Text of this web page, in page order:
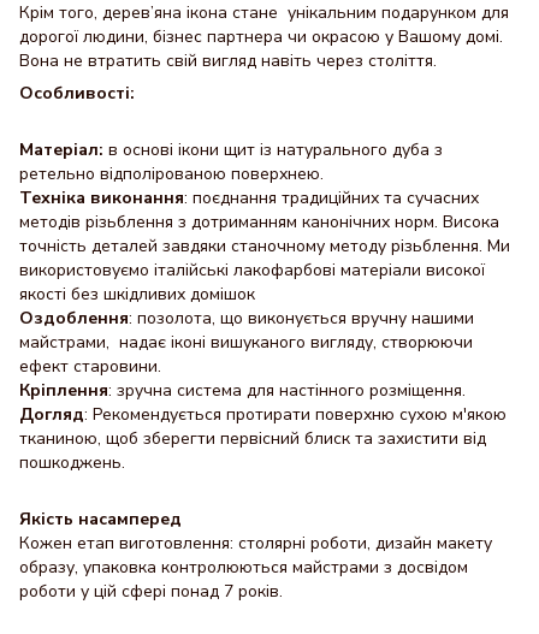
Крім того, дерев’яна ікона стане унікальним подарунком для
дорогої людини, бізнес партнера чи окрасою у Вашому домі.
Вона не втратить свій вигляд навіть через століття.
Особливості:
Матеріал: в основі ікони щит із натурального дуба з
ретельно відполірованою поверхнею.
Техніка виконання: поєднання традиційних та сучасних
методів різьблення з дотриманням канонічних норм. Висока
точність деталей завдяки станочному методу різьблення. Ми
використовуємо італійські лакофарбові матеріали високої
якості без шкідливих домішок
Оздоблення: позолота, що виконується вручну нашими
майстрами, надає іконі вишуканого вигляду, створюючи
ефект старовини.
Кріплення: зручна система для настінного розміщення.
Догляд: Рекомендується протирати поверхню сухою м'якою
тканиною, щоб зберегти первісний блиск та захистити від
пошкоджень.
Якість насамперед
Кожен етап виготовлення: столярні роботи, дизайн макету
образу, упаковка контролюються майстрами з досвідом
роботи у цій сфері понад 7 років.